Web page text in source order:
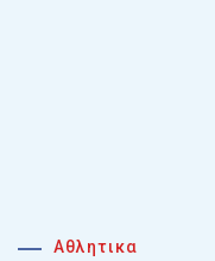
Αθλητικα